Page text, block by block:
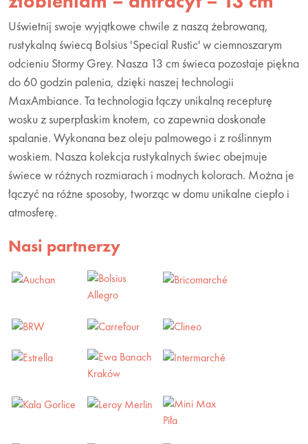
Uświetnij swoje wyjątkowe chwile z naszą żebrowaną,
rustykalną świecą Bolsius 'Special Rustic' w ciemnoszarym
odcieniu Stormy Grey. Nasza 13 cm świeca pozostaje piękna
do 60 godzin palenia, dzięki naszej technologii
MaxAmbiance. Ta technologia łączy unikalną recepturę
wosku z superpłaskim knotem, co zapewnia doskonałe
spalanie. Wykonana bez oleju palmowego i z roślinnym
woskiem. Nasza kolekcja rustykalnych świec obejmuje
świece w różnych rozmiarach i modnych kolorach. Można je
łączyć na różne sposoby, tworząc w domu unikalne ciepło i
atmosferę.
Nasi partnerzy